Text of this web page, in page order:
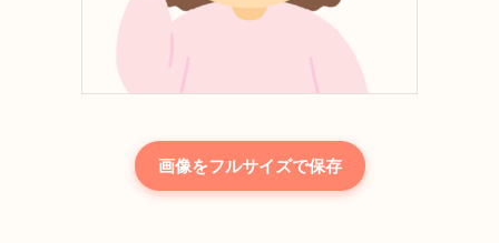
画像をフルサイズで保存